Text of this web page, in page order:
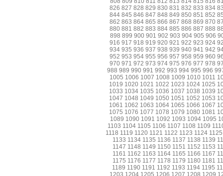
826 827 828 829 830 831 832 833 834
844 845 846 847 848 849 850 851 852
862 863 864 865 866 867 868 869 870
880 881 882 883 884 885 886 887 888
898 899 900 901 902 903 904 905 906
916 917 918 919 920 921 922 923 924
934 935 936 937 938 939 940 941 942
952 953 954 955 956 957 958 959 960
970 971 972 973 974 975 976 977 978
988 989 990 991 992 993 994 995 996
1005 1006 1007 1008 1009 1010 1011
1019 1020 1021 1022 1023 1024 1025
1033 1034 1035 1036 1037 1038 1039
1047 1048 1049 1050 1051 1052 1053
1061 1062 1063 1064 1065 1066 1067
1075 1076 1077 1078 1079 1080 1081
1089 1090 1091 1092 1093 1094 1095
1103 1104 1105 1106 1107 1108 1109
1118 1119 1120 1121 1122 1123 1124 1125
1133 1134 1135 1136 1137 1138 1139
1147 1148 1149 1150 1151 1152 1153
1161 1162 1163 1164 1165 1166 1167
1175 1176 1177 1178 1179 1180 1181
1189 1190 1191 1192 1193 1194 1195
1203 1204 1205 1206 1207 1208 1209